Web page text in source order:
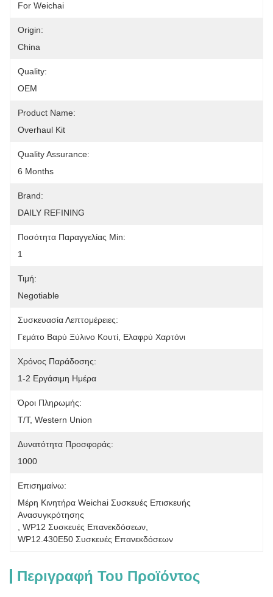
For Weichai
Origin:
China
Quality:
OEM
Product Name:
Overhaul Kit
Quality Assurance:
6 Months
Brand:
DAILY REFINING
Ποσότητα Παραγγελίας Min:
1
Τιμή:
Negotiable
Συσκευασία Λεπτομέρειες:
Γεμάτο Βαρύ Ξύλινο Κουτί, Ελαφρύ Χαρτόνι
Χρόνος Παράδοσης:
1-2 Εργάσιμη Ημέρα
Όροι Πληρωμής:
T/T, Western Union
Δυνατότητα Προσφοράς:
1000
Επισημαίνω:
Μέρη Κινητήρα Weichai Συσκευές Επισκευής
Ανασυγκρότησης
WP12 Συσκευές Επανεκδόσεων
WP12.430E50 Συσκευές Επανεκδόσεων
Περιγραφή Του Προϊόντος